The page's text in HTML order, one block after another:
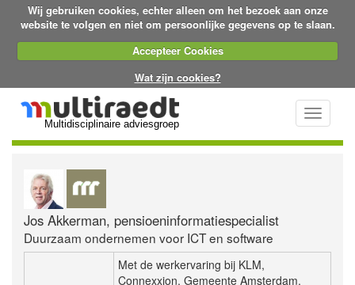
Wij gebruiken cookies, echter alleen om het bezoek aan onze
website te volgen en niet om persoonlijke gegevens op te slaan.
Accepteer Cookies
Wat zijn cookies?
Multidisciplinaire adviesgroep
Toggle
Jos Akkerman, pensioeninformatiespecialist
Duurzaam ondernemen voor ICT en software
Met de werkervaring bij KLM,
Connexxion, Gemeente Amsterdam,